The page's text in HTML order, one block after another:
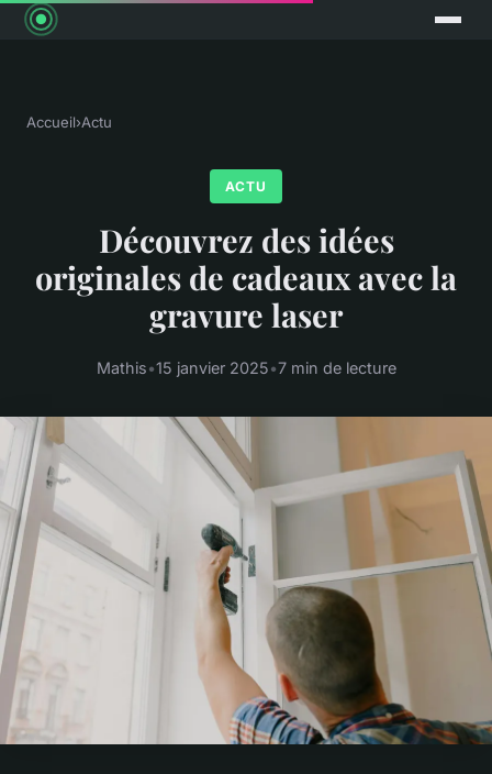
Accueil›Actu
ACTU
Découvrez des idées
originales de cadeaux avec la
gravure laser
Mathis•15 janvier 2025•7 min de lecture